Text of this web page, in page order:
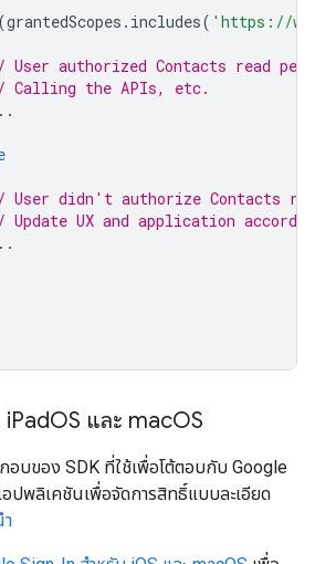
(grantedScopes . includes( 'https://
User authorized Contacts read
Calling the APIs, etc.
User didn't authorize Contacts
Update UX and application
iPadOS และ macOS
อบของ SDK ที่ใช้เพื่อโต้ตอบกับ Google
อปพลิเคชันเพื่อจัดการสิทธิ์แบบละเอียด